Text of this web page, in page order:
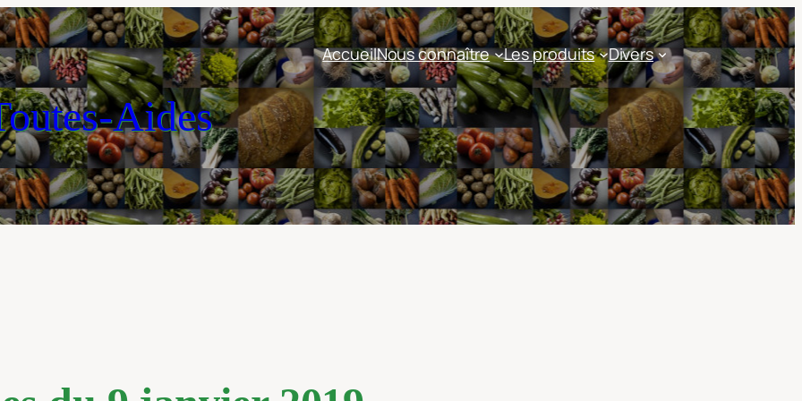
Aides
AccueilNous connaître Les produits Divers